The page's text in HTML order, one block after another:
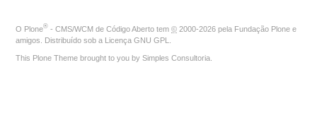
O Plone® - CMS/WCM de Código Aberto tem © 2000-2026 pela Fundação Plone e
amigos. Distribuído sob a Licença GNU GPL
This Plone Theme brought to you by Simples Consultoria